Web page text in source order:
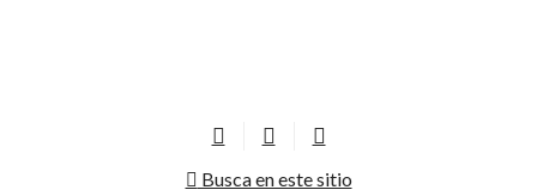
Busca en este sitio